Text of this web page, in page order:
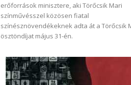
erőforrások minisztere, aki Törőcsik Mari
színművésszel közösen fiatal
színésznövendékeknek adta át a Törőcsik
ösztöndíjat május 31-én.